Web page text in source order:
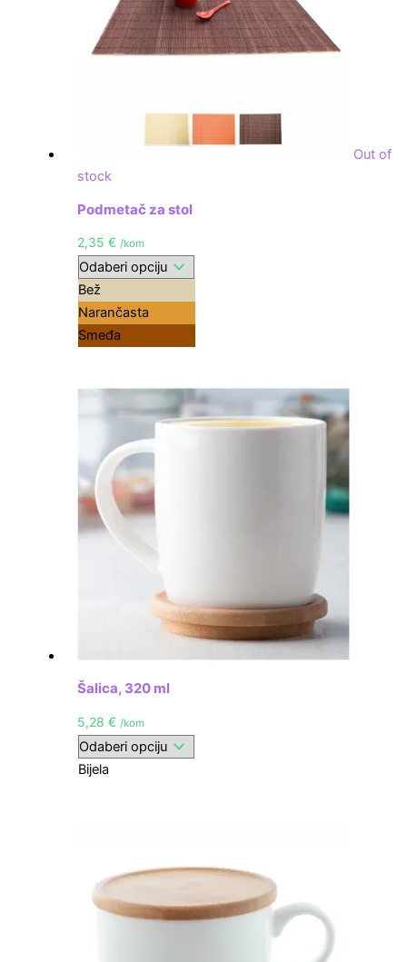
Out of
stock
Podmetač za stol
2,35€ /kom
Bež
Narančasta
Smeđa
Šalica, 320 ml
5,28€ /kom
Bijela